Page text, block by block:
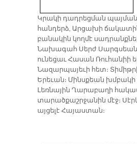
Կրակի դադրեցման
հանդերձ, Արցախի
բանակին կողմէ
Նախագահ Սերժ Սարգսեան
ունեցաւ Հասան Ռուհանիի
Նազարպայեւի հետ։
Երեւան։ Մինսքեան
Լեռնային Ղարաբաղի
տարածքաշրջանին մէջ։
այցելէ Հայաստան։